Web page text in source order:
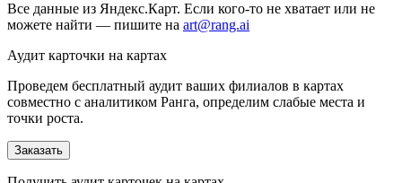
Все данные из Яндекс.Карт. Если кого-то не хватает или не
можете найти — пишите на art@rang.ai
Аудит карточки на картах
Проведем бесплатный аудит ваших филиалов в картах
совместно с аналитиком Ранга, определим слабые места и
точки роста.
Заказать